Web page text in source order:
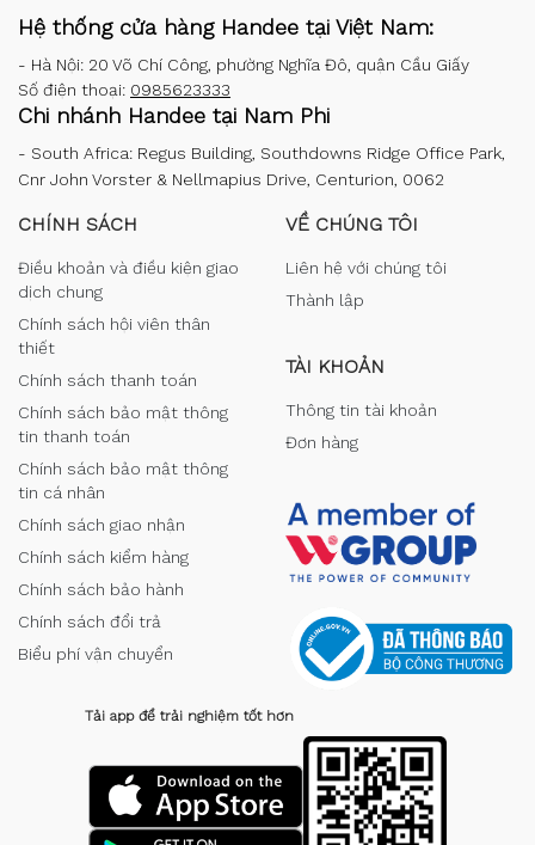
Hệ thống cửa hàng Handee tại Việt Nam:
- Hà Nội: 20 Võ Chí Công, phường Nghĩa Đô, quận Cầu Giấy
Số điện thoại: 0985623333
Chi nhánh Handee tại Nam Phi
- South Africa: Regus Building, Southdowns Ridge Office Park,
Cnr John Vorster & Nellmapius Drive, Centurion, 0062
CHÍNH SÁCH
Điều khoản và điều kiện giao
dịch chung
Chính sách hội viên thân
thiết
Chính sách thanh toán
Chính sách bảo mật thông
tin thanh toán
Chính sách bảo mật thông
tin cá nhân
Chính sách giao nhận
Chính sách kiểm hàng
Chính sách bảo hành
Chính sách đổi trả
Biểu phí vận chuyển
VỀ CHÚNG TÔI
Liên hệ với chúng tôi
Thành lập
TÀI KHOẢN
Thông tin tài khoản
Đơn hàng
Tải app để trải nghiệm tốt hơn